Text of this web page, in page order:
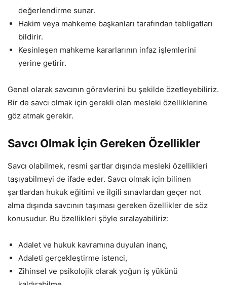
değerlendirme sunar.
Hakim veya mahkeme başkanları tarafından tebligatları
bildirir.
Kesinleşen mahkeme kararlarının infaz işlemlerini
yerine getirir.
Genel olarak savcının görevlerini bu şekilde özetleyebiliriz.
Bir de savcı olmak için gerekli olan mesleki özelliklerine
göz atmak gerekir.
Savcı Olmak İçin Gereken Özellikler
Savcı olabilmek, resmi şartlar dışında mesleki özellikleri
taşıyabilmeyi de ifade eder. Savcı olmak için bilinen
şartlardan hukuk eğitimi ve ilgili sınavlardan geçer not
alma dışında savcının taşıması gereken özellikler de söz
konusudur. Bu özellikleri şöyle sıralayabiliriz:
Adalet ve hukuk kavramına duyulan inanç,
Adaleti gerçekleştirme istenci,
Zihinsel ve psikolojik olarak yoğun iş yükünü